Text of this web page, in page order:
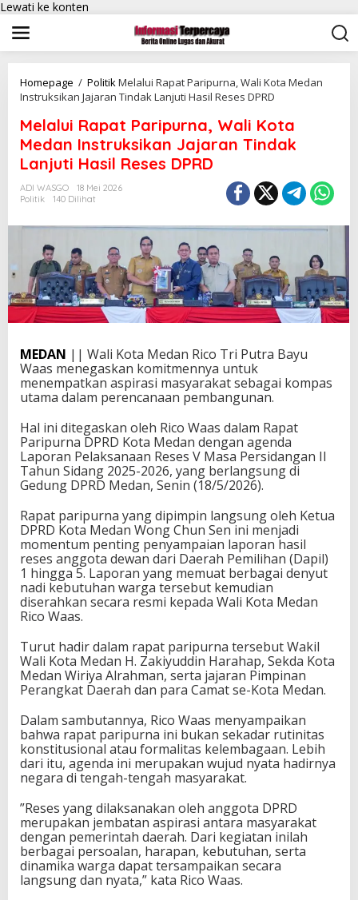
Lewati ke konten
Homepage / PolitikMelalui Rapat Paripurna, Wali Kota Medan
Instruksikan Jajaran Tindak Lanjuti Hasil Reses DPRD
Melalui Rapat Paripurna, Wali Kota
Medan Instruksikan Jajaran Tindak
Lanjuti Hasil Reses DPRD
ADI WASGO
18 Mei 2026
Politik
140 Dilihat
MEDAN || Wali Kota Medan Rico Tri Putra Bayu
Waas menegaskan komitmennya untuk
menempatkan aspirasi masyarakat sebagai kompas
utama dalam perencanaan pembangunan.
Hal ini ditegaskan oleh Rico Waas dalam Rapat
Paripurna DPRD Kota Medan dengan agenda
Laporan Pelaksanaan Reses V Masa Persidangan II
Tahun Sidang 2025-2026, yang berlangsung di
Gedung DPRD Medan, Senin (18/5/2026).
Rapat paripurna yang dipimpin langsung oleh Ketua
DPRD Kota Medan Wong Chun Sen ini menjadi
momentum penting penyampaian laporan hasil
reses anggota dewan dari Daerah Pemilihan (Dapil)
1 hingga 5. Laporan yang memuat berbagai denyut
nadi kebutuhan warga tersebut kemudian
diserahkan secara resmi kepada Wali Kota Medan
Rico Waas.
Turut hadir dalam rapat paripurna tersebut Wakil
Wali Kota Medan H. Zakiyuddin Harahap, Sekda Kota
Medan Wiriya Alrahman, serta jajaran Pimpinan
Perangkat Daerah dan para Camat se-Kota Medan.
Dalam sambutannya, Rico Waas menyampaikan
bahwa rapat paripurna ini bukan sekadar rutinitas
konstitusional atau formalitas kelembagaan. Lebih
dari itu, agenda ini merupakan wujud nyata hadirnya
negara di tengah-tengah masyarakat.
​”Reses yang dilaksanakan oleh anggota DPRD
merupakan jembatan aspirasi antara masyarakat
dengan pemerintah daerah. Dari kegiatan inilah
berbagai persoalan, harapan, kebutuhan, serta
dinamika warga dapat tersampaikan secara
langsung dan nyata,” kata Rico Waas.